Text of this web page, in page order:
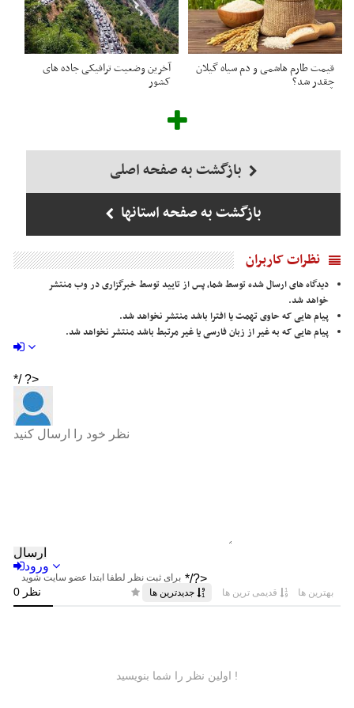
قیمت طارم هاشمی و دم سیاه گیلان
چقدر شد؟
آخرین وضعیت ترافیکی جاده های
کشور
بازگشت به صفحه اصلی
بازگشت به صفحه استانها
نظرات کاربران
دیدگاه های ارسال شده توسط شما، پس از تایید توسط خبرگزاری در وب منتشر
خواهد شد.
پیام هایی که حاوی تهمت یا افترا باشد منتشر نخواهد شد.
پیام هایی که به غیر از زبان فارسی یا غیر مرتبط باشد منتشر نخواهد شد.